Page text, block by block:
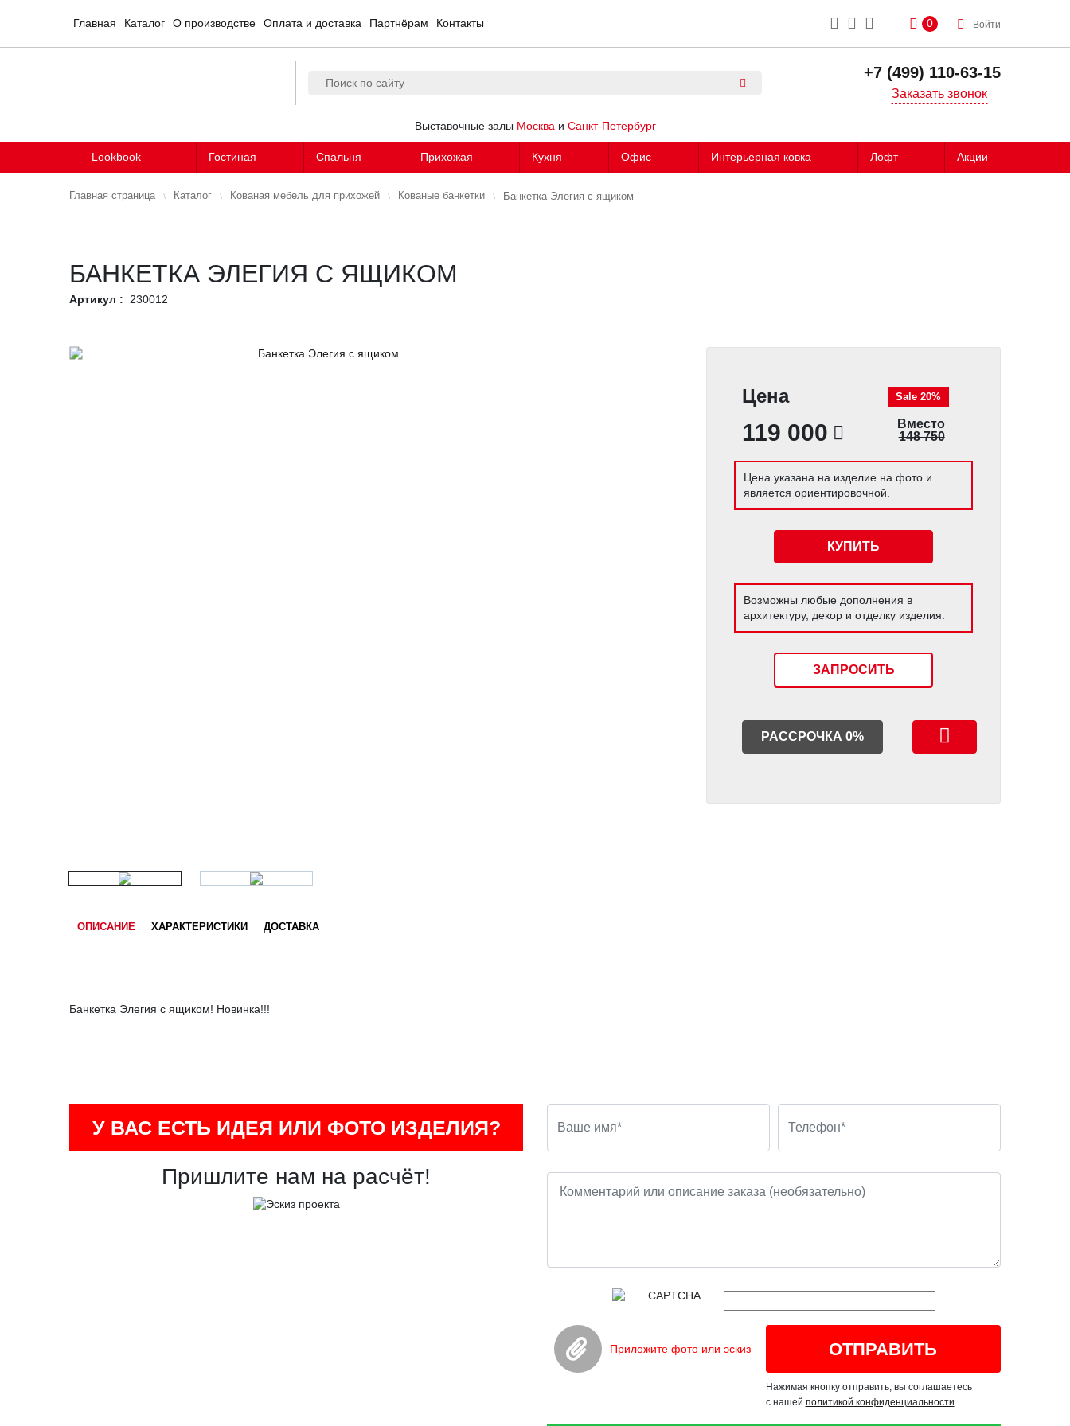
Главная Каталог О производстве Оплата и доставка Партнёрам Контакты 0 Войти
+7 (499) 110-63-15
Заказать звонок
Выставочные залы Москва и Санкт-Петербург
Lookbook Гостиная Спальня Прихожая Кухня Офис Интерьерная ковка Лофт Акции
Главная страница Каталог Кованая мебель для прихожей Кованые банкетки Банкетка Элегия с ящиком
БАНКЕТКА ЭЛЕГИЯ С ЯЩИКОМ
Артикул : 230012
Цена
119 000
Sale 20%
Вместо
148 750
Цена указана на изделие на фото и
является ориентировочной.
КУПИТЬ
Возможны любые дополнения в
архитектуру, декор и отделку изделия.
ЗАПРОСИТЬ
РАССРОЧКА 0%
ОПИСАНИЕ ХАРАКТЕРИСТИКИ ДОСТАВКА
Банкетка Элегия с ящиком! Новинка!!!
У ВАС ЕСТЬ ИДЕЯ ИЛИ ФОТО ИЗДЕЛИЯ?
Пришлите нам на расчёт!
Приложите фото или эскиз
Нажимая кнопку отправить, вы соглашаетесь
с нашей политикой конфиденциальности